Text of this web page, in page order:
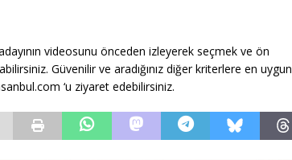
videosunu önceden izleyerek seçmek ve ön
Güvenilir ve aradığınız diğer kriterlere en uygun
‘u ziyaret edebilirsiniz.